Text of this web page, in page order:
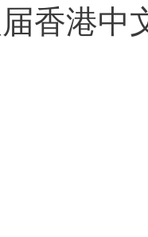
香港中